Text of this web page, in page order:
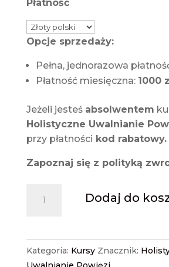
Płatność
Opcje sprzedaży:
Pełna, jednorazowa
Płatność miesięczna: 1000
Jeżeli jesteś absolwentem
Holistyczne Uwalnianie
przy płatności kod rabatowy.
Zapoznaj się z polityką
Holistyczne
–
dodatkowa
Dodaj do
Kategoria: Kursy Znacznik: